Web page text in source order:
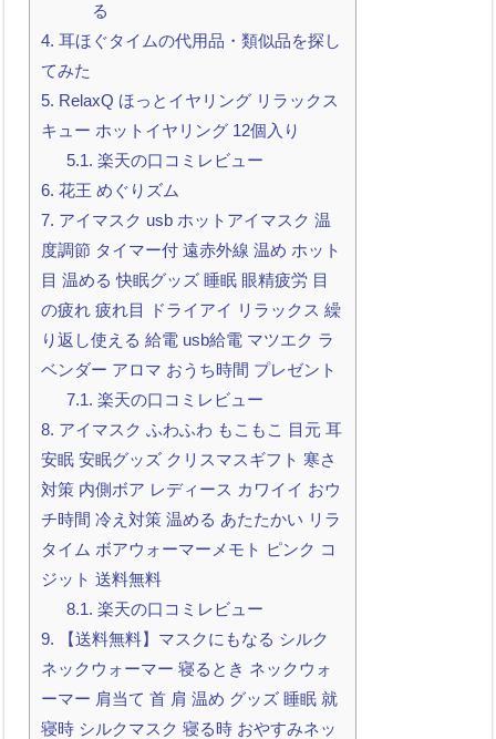
る
4. 耳ほぐタイムの代用品・類似品を探し
てみた
5. RelaxQ ほっとイヤリング リラックス
キュー ホットイヤリング 12個入り
5.1. 楽天の口コミレビュー
6. 花王 めぐりズム
7. アイマスク usb ホットアイマスク 温
度調節 タイマー付 遠赤外線 温め ホット
目 温める 快眠グッズ 睡眠 眼精疲労 目
の疲れ 疲れ目 ドライアイ リラックス 繰
り返し使える 給電 usb給電 マツエク ラ
ベンダー アロマ おうち時間 プレゼント
7.1. 楽天の口コミレビュー
8. アイマスク ふわふわ もこもこ 目元 耳
安眠 安眠グッズ クリスマスギフト 寒さ
対策 内側ボア レディース カワイイ おウ
チ時間 冷え対策 温める あたたかい リラ
タイム ボアウォーマーメモト ピンク コ
ジット 送料無料
8.1. 楽天の口コミレビュー
9. 【送料無料】マスクにもなる シルク
ネックウォーマー 寝るとき ネックウォ
ーマー 肩当て 首 肩 温め グッズ 睡眠 就
寝時 シルクマスク 寝る時 おやすみネッ